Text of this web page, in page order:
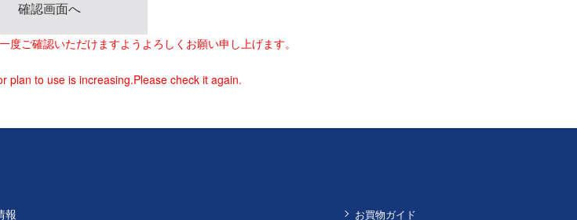
ご確認いただけますようよろしくお願い申し上げます。
to use is increasing.Please check it again.
報 お買物ガイド